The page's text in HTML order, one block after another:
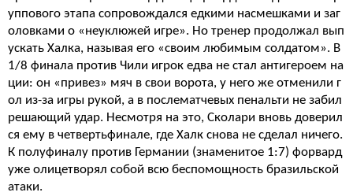
уппового этапа сопровождался едкими насмешками и заг
оловками о «неуклюжей игре». Но тренер продолжал вып
ускать Халка, называя его «своим любимым солдатом». В
1/8 финала против Чили игрок едва не стал антигероем на
ции: он «привез» мяч в свои ворота, у него же отменили г
ол из-за игры рукой, а в послематчевых пенальти не забил
решающий удар. Несмотря на это, Сколари вновь доверил
ся ему в четвертьфинале, где Халк снова не сделал ничего.
К полуфиналу против Германии (знаменитое 1:7) форвард
уже олицетворял собой всю беспомощность бразильской
атаки.